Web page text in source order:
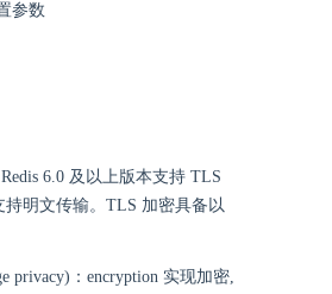
参数
6.0 及以上版本支持 TLS
明文传输。TLS 加密具备以
privacy)：encryption 实现加密,